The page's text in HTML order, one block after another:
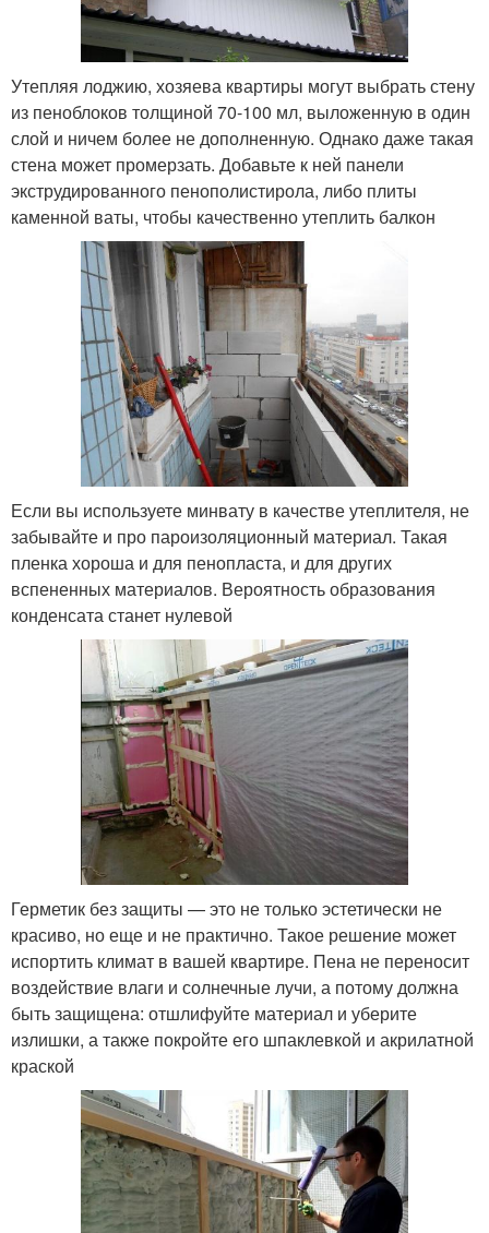
Утепляя лоджию, хозяева квартиры могут выбрать стену
из пеноблоков толщиной 70-100 мл, выложенную в один
слой и ничем более не дополненную. Однако даже такая
стена может промерзать. Добавьте к ней панели
экструдированного пенополистирола, либо плиты
каменной ваты, чтобы качественно утеплить балкон
Если вы используете минвату в качестве утеплителя, не
забывайте и про пароизоляционный материал. Такая
пленка хороша и для пенопласта, и для других
вспененных материалов. Вероятность образования
конденсата станет нулевой
Герметик без защиты — это не только эстетически не
красиво, но еще и не практично. Такое решение может
испортить климат в вашей квартире. Пена не переносит
воздействие влаги и солнечные лучи, а потому должна
быть защищена: отшлифуйте материал и уберите
излишки, а также покройте его шпаклевкой и акрилатной
краской